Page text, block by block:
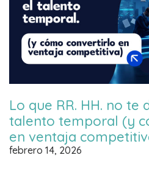
Lo que RR. HH. no te
talento temporal (y
en ventaja
febrero 14, 2026